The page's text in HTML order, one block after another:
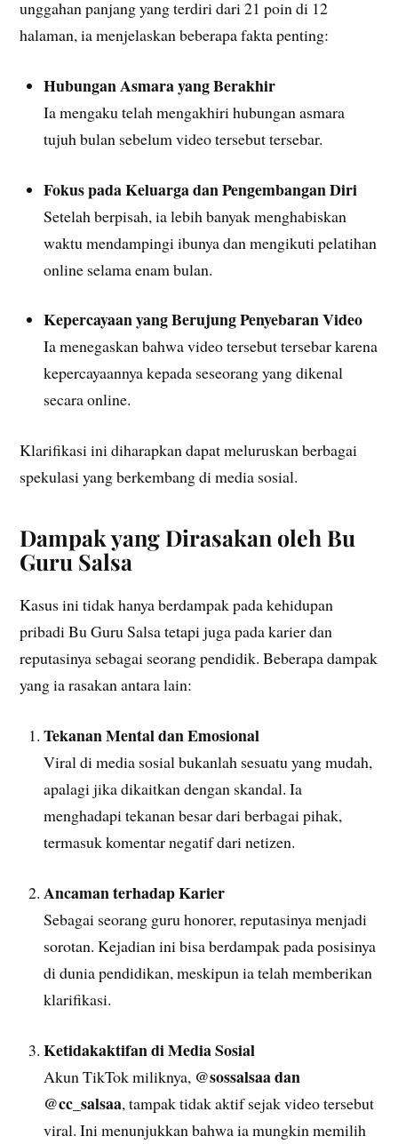
unggahan panjang yang terdiri dari 21 poin di 12
halaman, ia menjelaskan beberapa fakta penting:
Hubungan Asmara yang Berakhir
Ia mengaku telah mengakhiri hubungan asmara
tujuh bulan sebelum video tersebut tersebar.
Fokus pada Keluarga dan Pengembangan Diri
Setelah berpisah, ia lebih banyak menghabiskan
waktu mendampingi ibunya dan mengikuti pelatihan
online selama enam bulan.
Kepercayaan yang Berujung Penyebaran Video
Ia menegaskan bahwa video tersebut tersebar karena
kepercayaannya kepada seseorang yang dikenal
secara online.
Klarifikasi ini diharapkan dapat meluruskan berbagai
spekulasi yang berkembang di media sosial.
Dampak yang Dirasakan oleh Bu
Guru Salsa
Kasus ini tidak hanya berdampak pada kehidupan
pribadi Bu Guru Salsa tetapi juga pada karier dan
reputasinya sebagai seorang pendidik. Beberapa dampak
yang ia rasakan antara lain:
Tekanan Mental dan Emosional
Viral di media sosial bukanlah sesuatu yang mudah,
apalagi jika dikaitkan dengan skandal. Ia
menghadapi tekanan besar dari berbagai pihak,
termasuk komentar negatif dari netizen.
Ancaman terhadap Karier
Sebagai seorang guru honorer, reputasinya menjadi
sorotan. Kejadian ini bisa berdampak pada posisinya
di dunia pendidikan, meskipun ia telah memberikan
klarifikasi.
Ketidakaktifan di Media Sosial
Akun TikTok miliknya, @sossalsaa dan
@cc_salsaa, tampak tidak aktif sejak video tersebut
viral. Ini menunjukkan bahwa ia mungkin memilih